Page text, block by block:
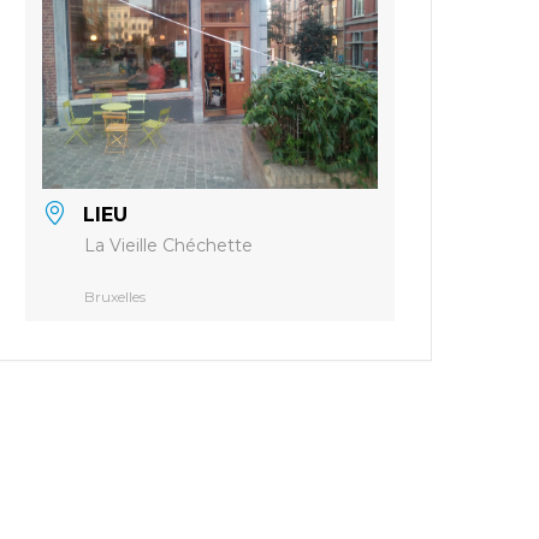
LIEU
La Vieille Chéchette
Bruxelles